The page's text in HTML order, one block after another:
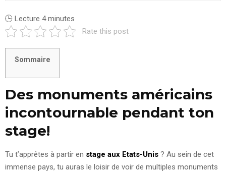
🕒 Lecture 4 minutes
Rate this post
Sommaire
Des monuments américains
incontournable pendant ton
stage!
Tu t’apprêtes à partir en stage aux Etats-Unis ? Au sein de cet
immense pays, tu auras le loisir de voir de multiples monuments